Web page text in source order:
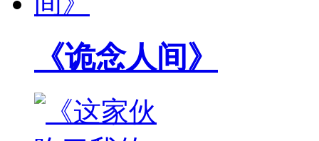
《诡念人间》